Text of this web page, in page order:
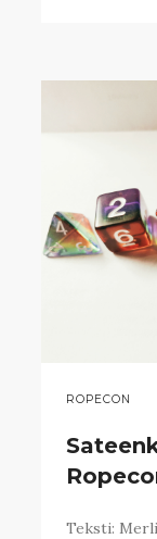
ROPECON
Teksti: